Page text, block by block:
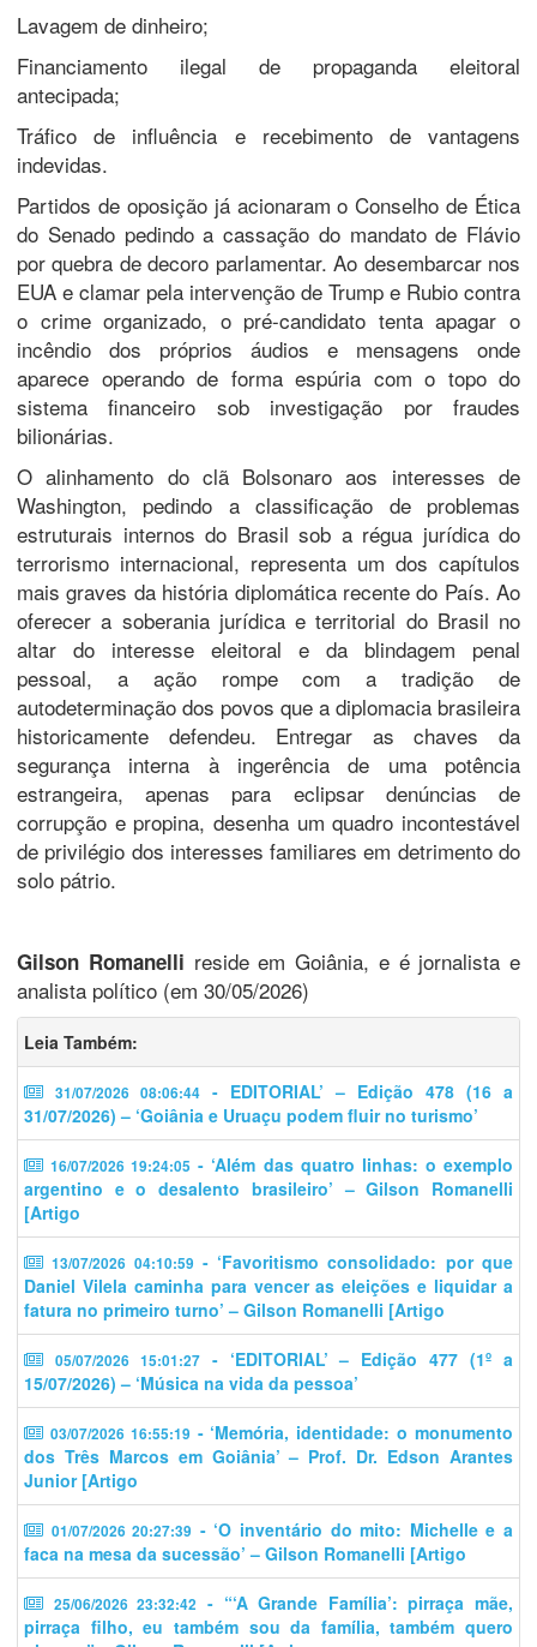
​Lavagem de dinheiro;
​Financiamento ilegal de propaganda eleitoral
antecipada;
​Tráfico de influência e recebimento de vantagens
indevidas.
​Partidos de oposição já acionaram o Conselho de Ética
do Senado pedindo a cassação do mandato de Flávio
por quebra de decoro parlamentar. Ao desembarcar nos
EUA e clamar pela intervenção de Trump e Rubio contra
o crime organizado, o pré-candidato tenta apagar o
incêndio dos próprios áudios e mensagens onde
aparece operando de forma espúria com o topo do
sistema financeiro sob investigação por fraudes
bilionárias.
​O alinhamento do clã Bolsonaro aos interesses de
Washington, pedindo a classificação de problemas
estruturais internos do Brasil sob a régua jurídica do
terrorismo internacional, representa um dos capítulos
mais graves da história diplomática recente do País. Ao
oferecer a soberania jurídica e territorial do Brasil no
altar do interesse eleitoral e da blindagem penal
pessoal, a ação rompe com a tradição de
autodeterminação dos povos que a diplomacia brasileira
historicamente defendeu. Entregar as chaves da
segurança interna à ingerência de uma potência
estrangeira, apenas para eclipsar denúncias de
corrupção e propina, desenha um quadro incontestável
de privilégio dos interesses familiares em detrimento do
solo pátrio.
Gilson Romanelli reside em Goiânia, e é jornalista e
analista político (em 30/05/2026)
Leia Também:
31/07/2026 08:06:44 - EDITORIAL’ – Edição 478 (16 a
31/07/2026) – ‘Goiânia e Uruaçu podem fluir no turismo’
16/07/2026 19:24:05 - ‘Além das quatro linhas: o exemplo
argentino e o desalento brasileiro’ – Gilson Romanelli
[Artigo
13/07/2026 04:10:59 - ‘​​Favoritismo consolidado: por que
Daniel Vilela caminha para vencer as eleições e liquidar a
fatura no primeiro turno’ – Gilson Romanelli [Artigo
05/07/2026 15:01:27- ‘EDITORIAL’ – Edição 477 (1º a
15/07/2026) – ‘Música na vida da pessoa’
03/07/2026 16:55:19 - ‘Memória, identidade: o monumento
dos Três Marcos em Goiânia’ – Prof. Dr. Edson Arantes
Junior [Artigo
01/07/2026 20:27:39 - ‘O inventário do mito: Michelle e a
faca na mesa da sucessão’ – Gilson Romanelli [Artigo
25/06/2026 23:32:42 - “‘A Grande Família’: pirraça mãe,
pirraça filho, eu também sou da família, também quero